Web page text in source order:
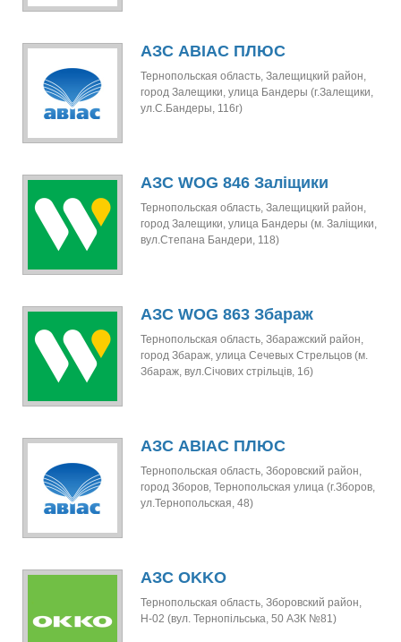
АЗС АВІАС ПЛЮС
Тернопольская область, Залещицкий район,
город Залещики, улица Бандеры (г.Залещики,
ул.С.Бандеры, 116г)
АЗС WOG 846 Заліщики
Тернопольская область, Залещицкий район,
город Залещики, улица Бандеры (м. Заліщики,
вул.Степана Бандери, 118)
АЗС WOG 863 Збараж
Тернопольская область, Збаражский район,
город Збараж, улица Сечевых Стрельцов (м.
Збараж, вул.Січових стрільців, 1б)
АЗС АВІАС ПЛЮС
Тернопольская область, Зборовский район,
город Зборов, Тернопольская улица (г.Зборов,
ул.Тернопольская, 48)
АЗС OKKO
Тернопольская область, Зборовский район,
Н-02 (вул. Тернопільська, 50 АЗК №81)